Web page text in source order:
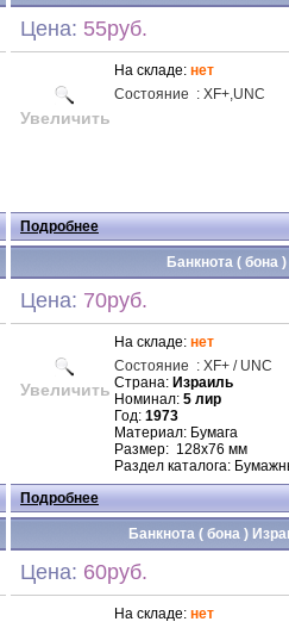
Цена: 55руб.
Увеличить
На складе: нет
Состояние : XF+,UNC
Подробнее
Банкнота ( бона
Цена: 70руб.
Увеличить
На складе: нет
Состояние : XF+ / UNC
Страна: Израиль
Номинал: 5 лир
Год: 1973
Материал: Бумага
Размер: 128х76 мм
Раздел каталога:
Подробнее
Банкнота ( бона )
Цена: 60руб.
На складе: нет